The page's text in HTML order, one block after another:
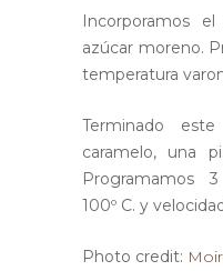
Incorporamos
azúcar moreno.
temperatura
Terminado
caramelo, una
Programamos
100º C. y
Photo credit: